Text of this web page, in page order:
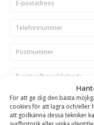
För att ge dig den bästa
cookies för att lagra och/eller
att godkänna dessa tekniker
Skicka